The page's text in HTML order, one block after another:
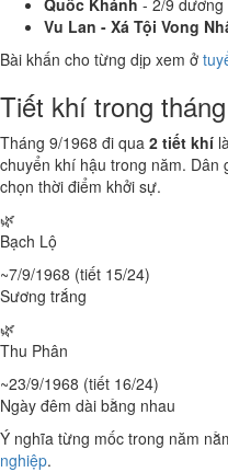
Quốc Khánh - 2/9 dương
Vu Lan - Xá Tội Vong
Bài khấn cho từng dịp xem ở
Tiết khí trong
Tháng 9/1968 đi qua 2 tiết khí
chuyển khí hậu trong năm.
chọn thời điểm khởi sự.
🌿
Bạch Lộ
~7/9/1968 (tiết 15/24)
Sương trắng
🌿
Thu Phân
~23/9/1968 (tiết 16/24)
Ngày đêm dài bằng nhau
Ý nghĩa từng mốc trong năm
nghiệp.